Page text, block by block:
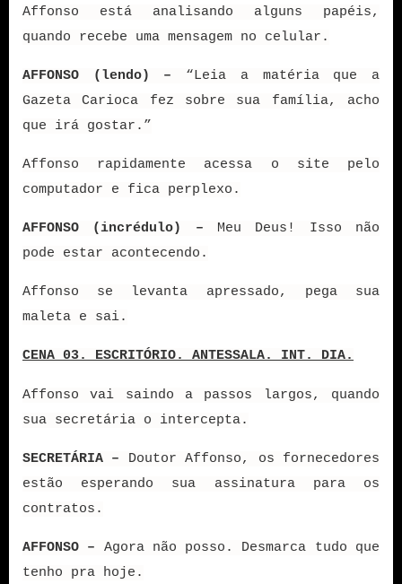
Affonso está analisando alguns papéis,
quando recebe uma mensagem no celular.
AFFONSO (lendo) – “Leia a matéria que a
Gazeta Carioca fez sobre sua família, acho
que irá gostar.”
Affonso rapidamente acessa o site pelo
computador e fica perplexo.
AFFONSO (incrédulo) – Meu Deus! Isso não
pode estar acontecendo.
Affonso se levanta apressado, pega sua
maleta e sai.
CENA 03. ESCRITÓRIO. ANTESSALA. INT. DIA.
Affonso vai saindo a passos largos, quando
sua secretária o intercepta.
SECRETÁRIA – Doutor Affonso, os fornecedores
estão esperando sua assinatura para os
contratos.
AFFONSO – Agora não posso. Desmarca tudo que
tenho pra hoje.